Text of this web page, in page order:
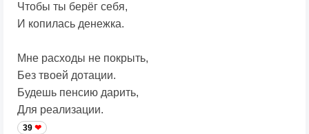
Чтобы ты берёг себя,
И копилась денежка.
Мне расходы не покрыть,
Без твоей дотации.
Будешь пенсию дарить,
Для реализации.
39